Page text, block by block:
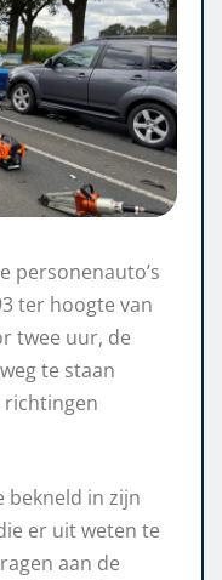
personenauto’s
ter hoogte van
twee uur, de
te staan
bekneld in zijn
er uit weten te
aan de